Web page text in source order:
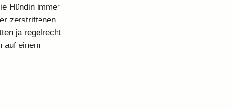
Hündin immer
zerstrittenen
ja regelrecht
auf einem